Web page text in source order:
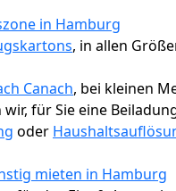
in Hamburg
, in allen
Canach, bei kleinen
für Sie eine
oder
mieten in Hamburg